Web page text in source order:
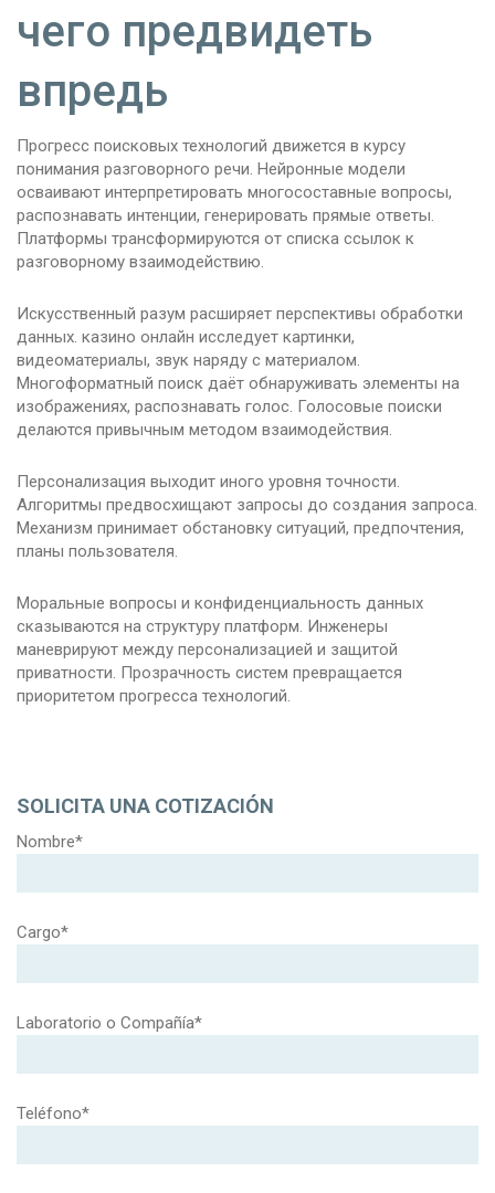
чего предвидеть
впредь
Прогресс поисковых технологий движется в курсу
понимания разговорного речи. Нейронные модели
осваивают интерпретировать многосоставные вопросы,
распознавать интенции, генерировать прямые ответы.
Платформы трансформируются от списка ссылок к
разговорному взаимодействию.
Искусственный разум расширяет перспективы обработки
данных. казино онлайн исследует картинки,
видеоматериалы, звук наряду с материалом.
Многоформатный поиск даёт обнаруживать элементы на
изображениях, распознавать голос. Голосовые поиски
делаются привычным методом взаимодействия.
Персонализация выходит иного уровня точности.
Алгоритмы предвосхищают запросы до создания запроса.
Механизм принимает обстановку ситуаций, предпочтения,
планы пользователя.
Моральные вопросы и конфиденциальность данных
сказываются на структуру платформ. Инженеры
маневрируют между персонализацией и защитой
приватности. Прозрачность систем превращается
приоритетом прогресса технологий.
SOLICITA UNA COTIZACIÓN
Nombre*
Cargo*
Laboratorio o Compañía*
Teléfono*